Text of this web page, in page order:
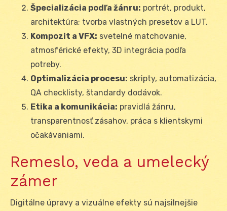
Špecializácia podľa žánru: portrét, produkt,
architektúra; tvorba vlastných presetov a LUT.
Kompozit a VFX: svetelné matchovanie,
atmosférické efekty, 3D integrácia podľa
potreby.
Optimalizácia procesu: skripty, automatizácia,
QA checklisty, štandardy dodávok.
Etika a komunikácia: pravidlá žánru,
transparentnosť zásahov, práca s klientskymi
očakávaniami.
Remeslo, veda a umelecký
zámer
Digitálne úpravy a vizuálne efekty sú najsilnejšie